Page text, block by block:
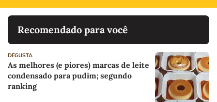
Recomendado para você
DEGUSTA
As melhores (e piores) marcas de leite
condensado para pudim; segundo
ranking